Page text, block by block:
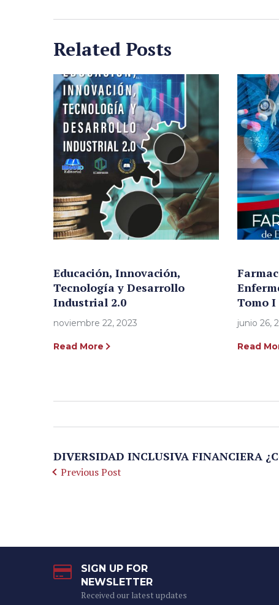
Related Posts
Educación, Innovación,
Tecnología y Desarrollo
Industrial 2.0
noviembre 22, 2023
Read More
Tomo I
junio 26,
Read
DIVERSIDAD INCLUSIVA FINANCIERA
Previous Post
SIGN UP FOR
NEWSLETTER
Received our latest updates